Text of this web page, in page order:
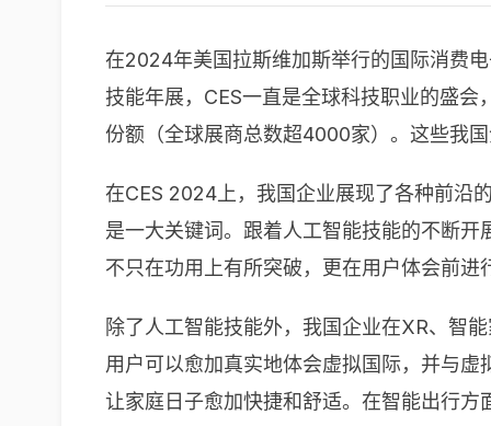
在2024年美国拉斯维加斯举行的国际消费
技能年展，CES一直是全球科技职业的盛
份额（全球展商总数超4000家）。这些我
在CES 2024上，我国企业展现了各种前沿
是一大关键词。跟着人工智能技能的不断
不只在功用上有所突破，更在用户体会前进
除了人工智能技能外，我国企业在XR、智
用户可以愈加真实地体会虚拟国际，并与
让家庭日子愈加快捷和舒适。在智能出行